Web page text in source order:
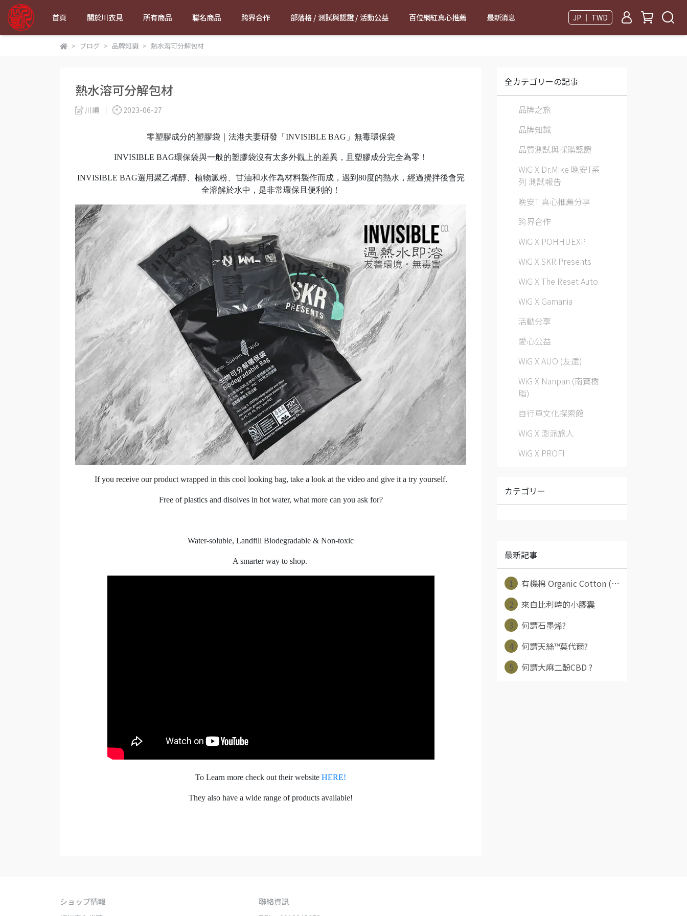
首頁 關於川衣見 所有商品 聯名商品 跨界合作 部落格 / 測試與認證 / 活動公益 百位網紅真心推薦 最新消息 JP ｜ TWD
ブログ 品牌知識 熱水溶可分解包材
熱水溶可分解包材
川編 2023-06-27
零塑膠成分的塑膠袋｜法港夫妻研發「INVISIBLE BAG」無毒環保袋
INVISIBLE BAG環保袋與一般的塑膠袋沒有太多外觀上的差異，且塑膠成分完全為零！
INVISIBLE BAG選用聚乙烯醇、植物澱粉、甘油和水作為材料製作而成，遇到80度的熱水，經過攪拌後會完
全溶解於水中，是非常環保且便利的！
If you receive our product wrapped in this cool looking bag, take a look at the video and give it a try yourself.
Free of plastics and disolves in hot water, what more can you ask for?
Water-soluble, Landfill Biodegradable & Non-toxic
A smarter way to shop.
To Learn more check out their website HERE!
They also have a wide range of products available!
全カテゴリーの記事
品牌之旅
品牌知識
品質測試與採購認證
WiG X Dr.Mike 晚安T系
列 測試報告
晚安T 真心推薦分享
跨界合作
WiG X POHHUEXP
WiG X SKR Presents
WiG X The Reset Auto
WiG X Gamania
活動分享
愛心公益
WiG X AUO (友達)
WiG X Nanpan (南寶樹
脂)
自行車文化探索館
WiG X 澎派旅人
WiG X PROFI
カテゴリー
最新記事
1
有機棉 Organic Cotton (⋯
2
來自比利時的小膠囊
3
何謂石墨烯?
4
何謂天絲™莫代爾?
5
何謂大麻二酚CBD ?
ショップ情報 聯絡資訊